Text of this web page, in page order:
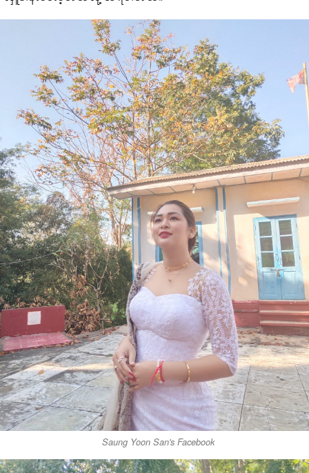
Saung Yoon San's Facebook